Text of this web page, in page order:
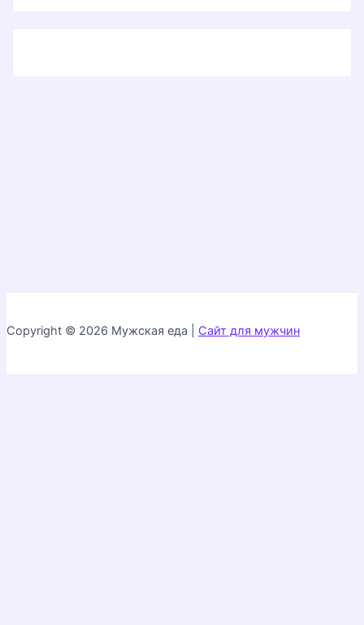
Copyright © 2026 Мужская еда | Сайт для мужчин